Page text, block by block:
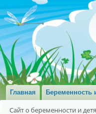
Главная Беременность
Сайт о беременности и